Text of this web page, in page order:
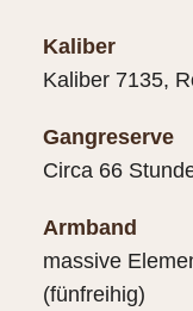
Kaliber
Kaliber 7135,
Gangreserve
Circa 66
Armband
massive
(fünfreihig)